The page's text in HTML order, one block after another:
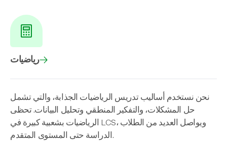
رياضيات
نحن نستخدم أساليب تدريس الرياضيات الجذابة، والتي تشمل
حل المشكلات، والتفكير المنطقي وتحليل البيانات. تحظى
الرياضيات بشعبية كبيرة في LCS، ويواصل العديد من الطلاب
الدراسة حتى المستوى المتقدم.